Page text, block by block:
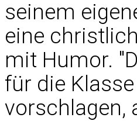
seinem
eine
mit Humor.
für die
vorschlagen,